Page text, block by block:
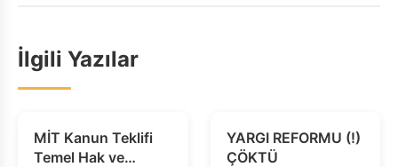
İlgili Yazılar
MİT Kanun Teklifi
Temel Hak ve
YARGI REFORMU (!)
ÇÖKTÜ